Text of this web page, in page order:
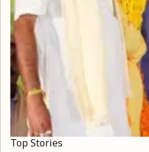
Top Stories